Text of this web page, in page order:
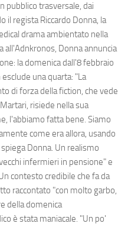
pubblico trasversale, dai
il regista Riccardo Donna, la
drama ambientato nella
all'Adnkronos, Donna annuncia
la domenica dall'8 febbraio
una quarta: "La
di forza della fiction, che vede
risiede nella sua
l'abbiamo fatta bene. Siamo
come era allora, usando
Donna. Un realismo
infermieri in pensione" e
contesto credibile che fa da
raccontato "con molto garbo,
della domenica
è stata maniacale. "Un po'